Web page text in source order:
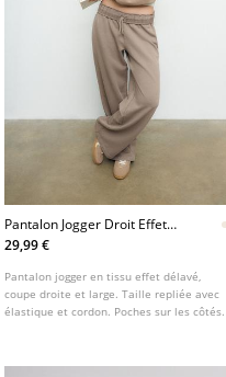
Pantalon Jogger Droit Effet
Delave
29,99 €
Pantalon jogger en tissu effet délavé,
coupe droite et large. Taille repliée avec
élastique et cordon. Poches sur les côtés.